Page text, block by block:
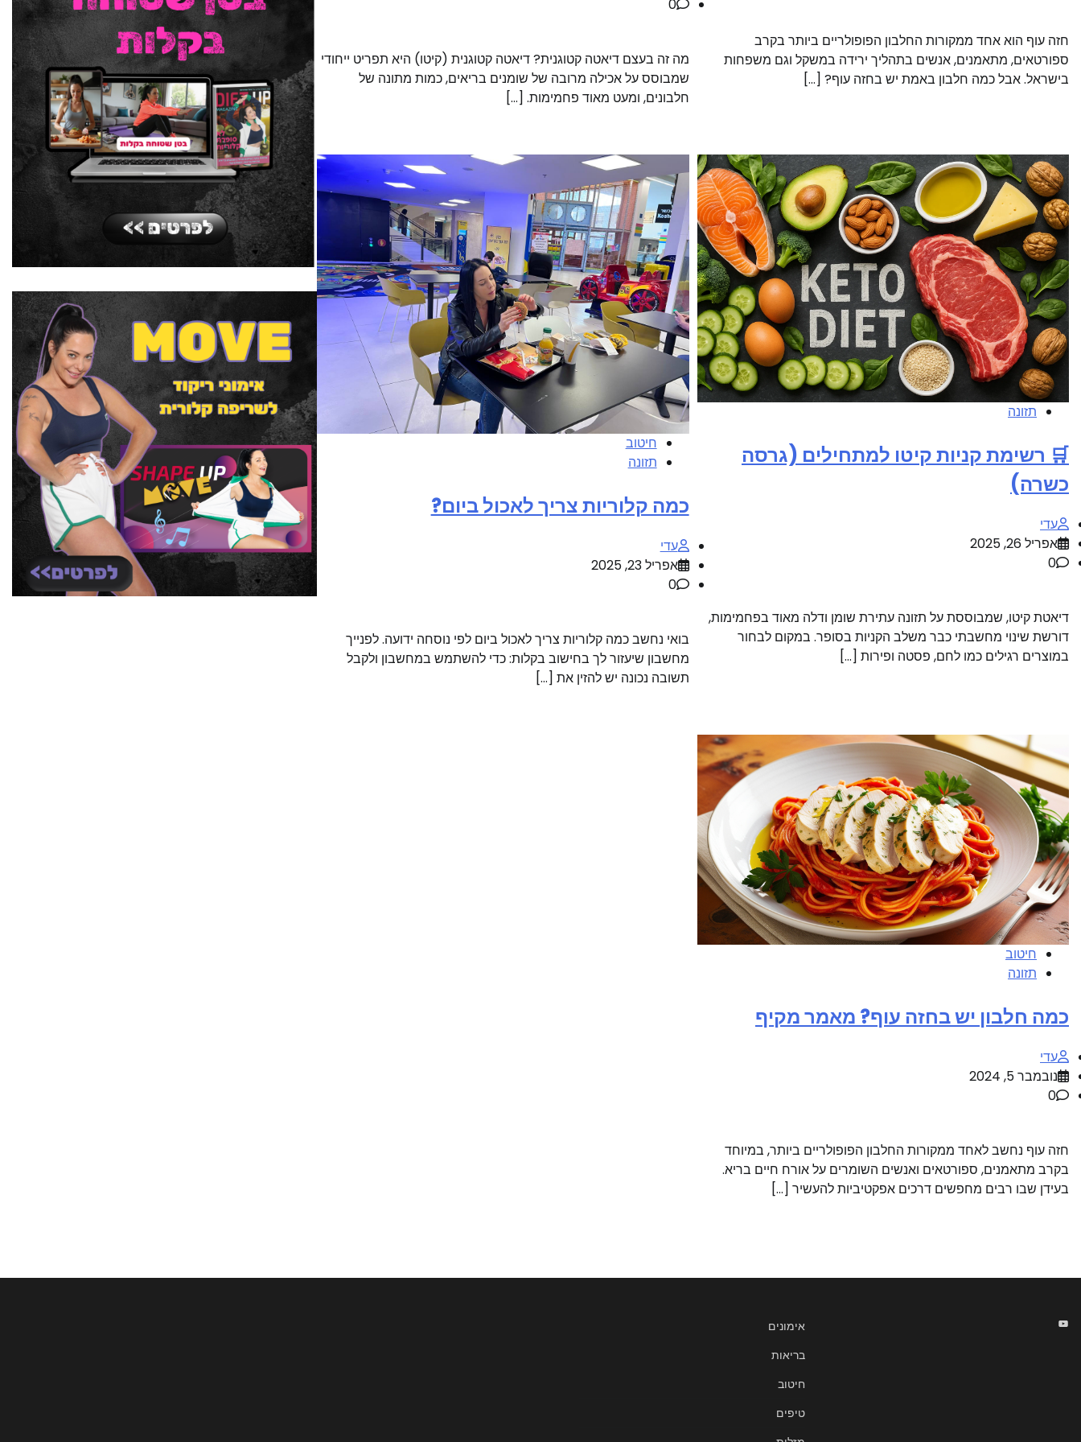
חזה עוף הוא אחד ממקורות החלבון הפופולריים ביותר בקרב
ספורטאים, מתאמנים, אנשים בתהליך ירידה במשקל וגם משפחות
בישראל. אבל כמה חלבון באמת יש בחזה עוף? […]
0
מה זה בעצם דיאטה קטוגנית? דיאטה קטוגנית (קיטו) היא תפריט ייחודי
שמבוסס על אכילה מרובה של שומנים בריאים, כמות מתונה של
חלבונים, ומעט מאוד פחמימות. […]
תזונה
🛒 רשימת קניות קיטו למתחילים (גרסה
כשרה)
עדי
אפריל 26, 2025
0
דיאטת קיטו, שמבוססת על תזונה עתירת שומן ודלה מאוד בפחמימות,
דורשת שינוי מחשבתי כבר משלב הקניות בסופר. במקום לבחור
במוצרים רגילים כמו לחם, פסטה ופירות […]
חיטוב
תזונה
כמה קלוריות צריך לאכול ביום?
עדי
אפריל 23, 2025
0
בואי נחשב כמה קלוריות צריך לאכול ביום לפי נוסחה ידועה. לפנייך
מחשבון שיעזור לך בחישוב בקלות: כדי להשתמש במחשבון ולקבל
תשובה נכונה יש להזין את […]
חיטוב
תזונה
כמה חלבון יש בחזה עוף? מאמר מקיף
עדי
נובמבר 5, 2024
0
חזה עוף נחשב לאחד ממקורות החלבון הפופולריים ביותר, במיוחד
בקרב מתאמנים, ספורטאים ואנשים השומרים על אורח חיים בריא.
בעידן שבו רבים מחפשים דרכים אפקטיביות להעשיר […]
אימונים
בריאות
חיטוב
טיפים